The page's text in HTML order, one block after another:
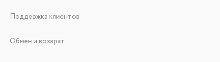
Поддержка клиентов
Обмен и возврат